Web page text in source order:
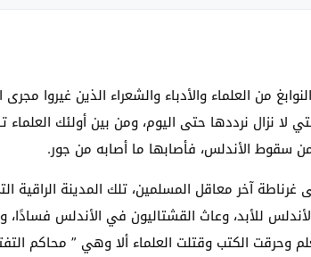
من العلماء والأدباء والشعراء الذين غيروا مجرى
لا نزال نرددها حتى اليوم، ومن بين أولئك
سقوط الأندلس، فأصابها ما أصابه من جور.
آخر معاقل المسلمين، تلك المدينة
للأبد، وعاث القشتاليون في الأندلس فسادًا،
الكتب وقتلت العلماء ألا وهي ” محاكم